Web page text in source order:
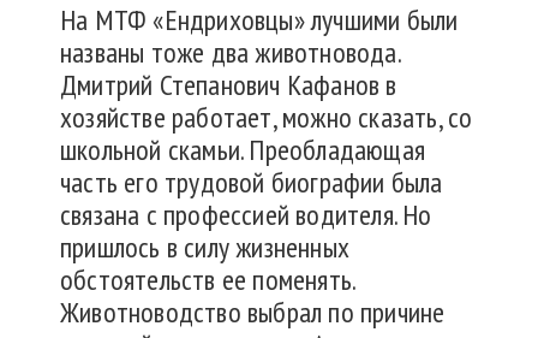
На МТФ «Ендриховцы» лучшими были
названы тоже два животновода.
Дмитрий Степанович Кафанов в
хозяйстве работает, можно сказать, со
школьной скамьи. Преобладающая
часть его трудовой биографии была
связана с профессией водителя. Но
пришлось в силу жизненных
обстоятельств ее поменять.
Животноводство выбрал по причине